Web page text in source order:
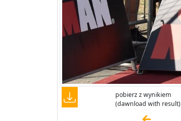
pobierz z wynikiem
(dawnload with result)